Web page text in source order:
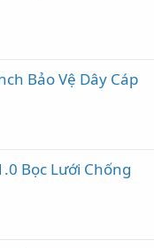
Bảo Vệ Dây Cáp
Bọc Lưới Chống